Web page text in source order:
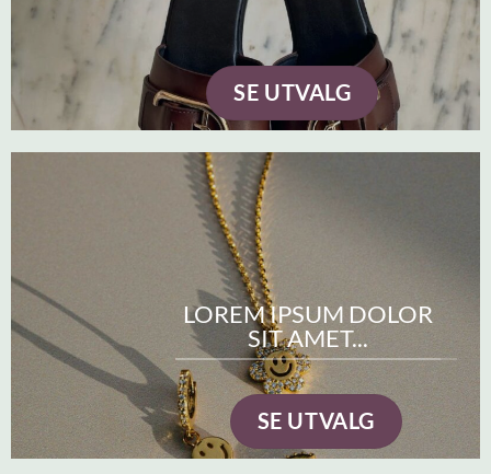
SE UTVALG
LOREM IPSUM DOLOR
SIT AMET...
SE UTVALG